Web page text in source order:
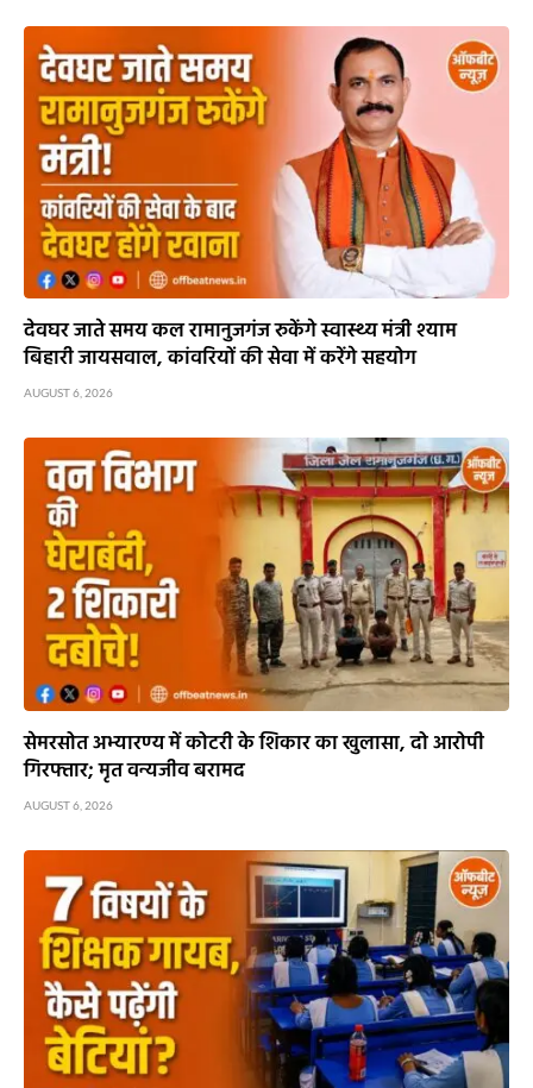
देवघर जाते समय कल रामानुजगंज रुकेंगे स्वास्थ्य मंत्री श्याम
बिहारी जायसवाल, कांवरियों की सेवा में करेंगे सहयोग
AUGUST 6, 2026
सेमरसोत अभ्यारण्य में कोटरी के शिकार का खुलासा, दो आरोपी
गिरफ्तार; मृत वन्यजीव बरामद
AUGUST 6, 2026